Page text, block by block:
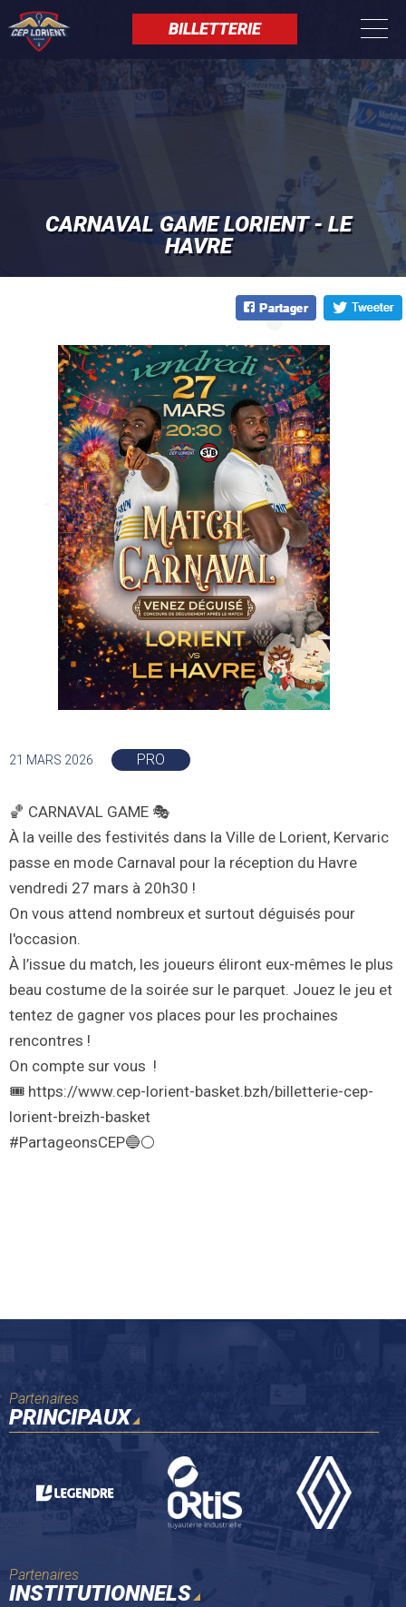
au
contenu
principal
BILLETTERIE
CARNAVAL GAME LORIENT - LE
HAVRE
21 MARS 2026 PRO
🏀 CARNAVAL GAME 🎭
À la veille des festivités dans la Ville de Lorient, Kervaric
passe en mode Carnaval pour la réception du Havre
vendredi 27 mars à 20h30 !
On vous attend nombreux et surtout déguisés pour
l'occasion.
À l’issue du match, les joueurs éliront eux-mêmes le plus
beau costume de la soirée sur le parquet. Jouez le jeu et
tentez de gagner vos places pour les prochaines
rencontres !
On compte sur vous !
🎟️ https://www.cep-lorient-basket.bzh/billetterie-cep-
lorient-breizh-basket
#PartageonsCEP🔵⚪
Partenaires
PRINCIPAUX
Partenaires
INSTITUTIONNELS
Panneau de gestion des cookies